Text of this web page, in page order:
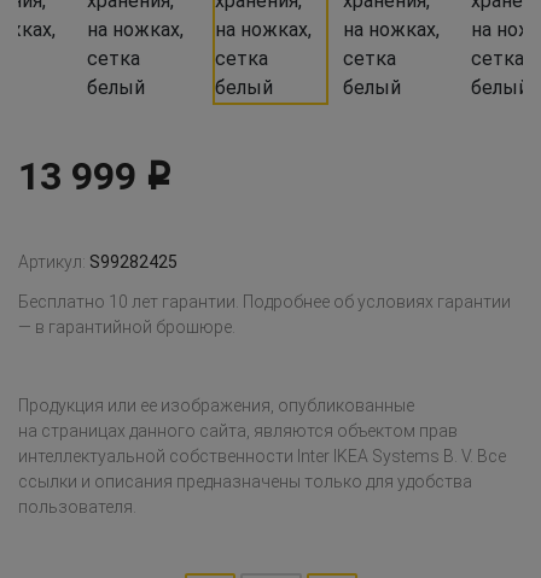
13 999 Р
Артикул: S99282425
Бесплатно 10 лет гарантии. Подробнее об условиях гарантии
— в гарантийной брошюре.
Продукция или ее изображения, опубликованные
на страницах данного сайта, являются объектом прав
интеллектуальной собственности Inter IKEA Systems B. V. Все
ссылки и описания предназначены только для удобства
пользователя.